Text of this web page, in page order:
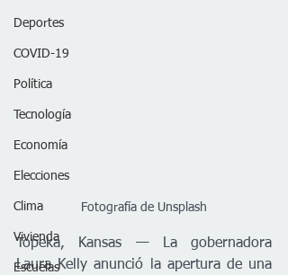
Deportes
COVID-19
Política
Tecnología
Economía
Elecciones
Clima
Vivienda
Escuelas
Fotografía de Unsplash
Topeka, Kansas — La gobernadora
Laura Kelly anunció la apertura de una